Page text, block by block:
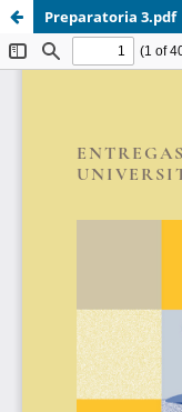
Preparatoria 3.pdf